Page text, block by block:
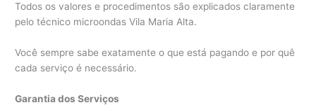
Todos os valores e procedimentos são explicados claramente
pelo técnico microondas Vila Maria Alta.
Você sempre sabe exatamente o que está pagando e por quê
cada serviço é necessário.
Garantia dos Serviços